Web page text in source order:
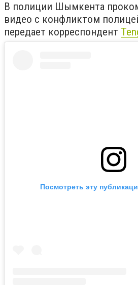
В полиции Шымкента
видео с конфликтом
передает корреспондент
Посмотреть эту